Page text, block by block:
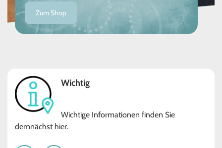
Zum Shop
Wichtig
Wichtige Informationen finden Sie
demnächst hier.